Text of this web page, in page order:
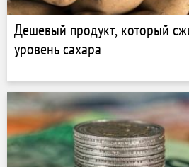
Дешевый продукт, который
уровень сахара